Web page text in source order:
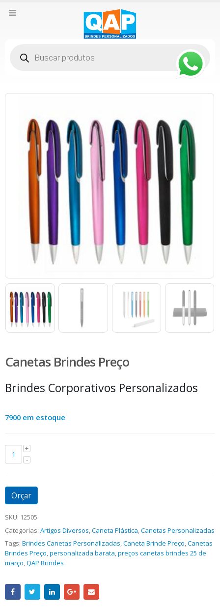
produtos
Canetas Brindes Preço
Brindes Corporativos Personalizados
7900 em estoque
Orçar
SKU: 12505
Categorias: Artigos Diversos,Caneta Plástica,Canetas Personalizadas
Tags: Brindes Canetas Personalizadas,Caneta Brinde Preço,Canetas
Brindes Preço,personalizada barata,preços canetas brindes 25 de
março,QAP Brindes